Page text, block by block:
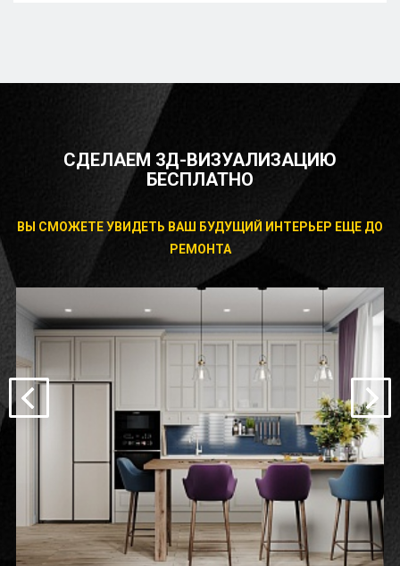
СДЕЛАЕМ 3Д-ВИЗУАЛИЗАЦИЮ
БЕСПЛАТНО
ВЫ СМОЖЕТЕ УВИДЕТЬ ВАШ БУДУЩИЙ ИНТЕРЬЕР ЕЩЕ ДО
РЕМОНТА